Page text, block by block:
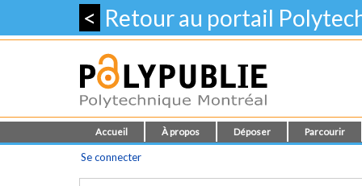
< Retour au portail
Accueil À propos Déposer Parcourir
Se connecter